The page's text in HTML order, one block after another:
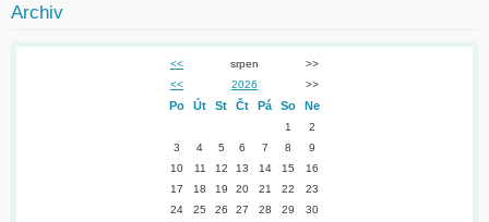
Archiv
<< srpen
>>
<<
2026 >>
Po Út St Čt Pá So Ne
1
2
3
4 5 6 7 8
9
10
11 12 13 14 15
16
17
18 19 20 21 22
23
24
25 26 27 28 29
30